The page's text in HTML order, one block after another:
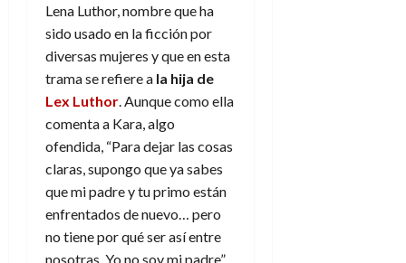
Lena Luthor, nombre que ha
sido usado en la ficción por
diversas mujeres y que en esta
trama se refiere a la hija de
Lex Luthor . Aunque como ella
comenta a Kara, algo
ofendida, “Para dejar las cosas
claras, supongo que ya sabes
que mi padre y tu primo están
enfrentados de nuevo… pero
no tiene por qué ser así entre
nosotras. Yo no soy mi padre”.